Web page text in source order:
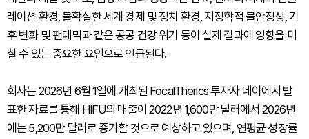
레이션 환경, 불확실한 세계 경제 및 정치 환경, 지정학적 불안정성, 기
후 변화 및 팬데믹과 같은 공공 건강 위기 등이 실제 결과에 영향을 미
칠 수 있는 중요한 요인으로 언급된다.
회사는 2026년 6월 1일에 개최된 FocalTherics 투자자 데이에서 발
표한 자료를 통해 HIFU의 매출이 2022년 1,600만 달러에서 2026년
에는 5,200만 달러로 증가할 것으로 예상하고 있으며, 연평균 성장률